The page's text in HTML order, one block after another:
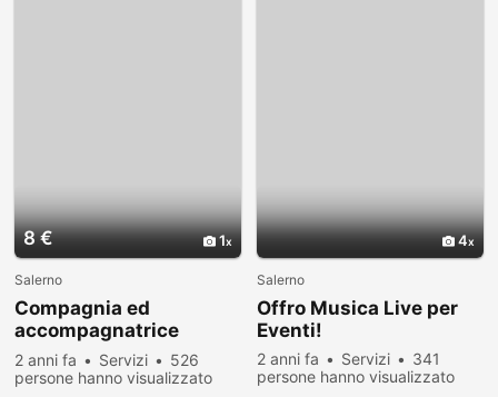
8 € 1
Salerno
Compagnia ed
accompagnatrice
anziani
2 anni fa Servizi
526
persone hanno visualizzato
4
Salerno
Offro Musica Live per
Eventi!
2 anni fa Servizi
341
persone hanno visualizzato